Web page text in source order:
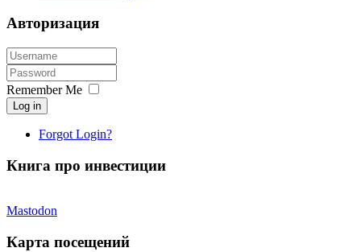
Авторизация
Remember Me
Log in
Forgot Login?
Книга про инвестиции
Mastodon
Карта посещений